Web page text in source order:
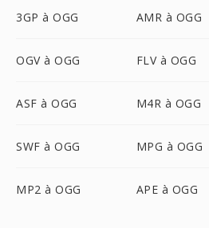
3GP à OGG AMR à OGG
OGV à OGG FLV à OGG
ASF à OGG M4R à OGG
SWF à OGG MPG à OGG
MP2 à OGG APE à OGG